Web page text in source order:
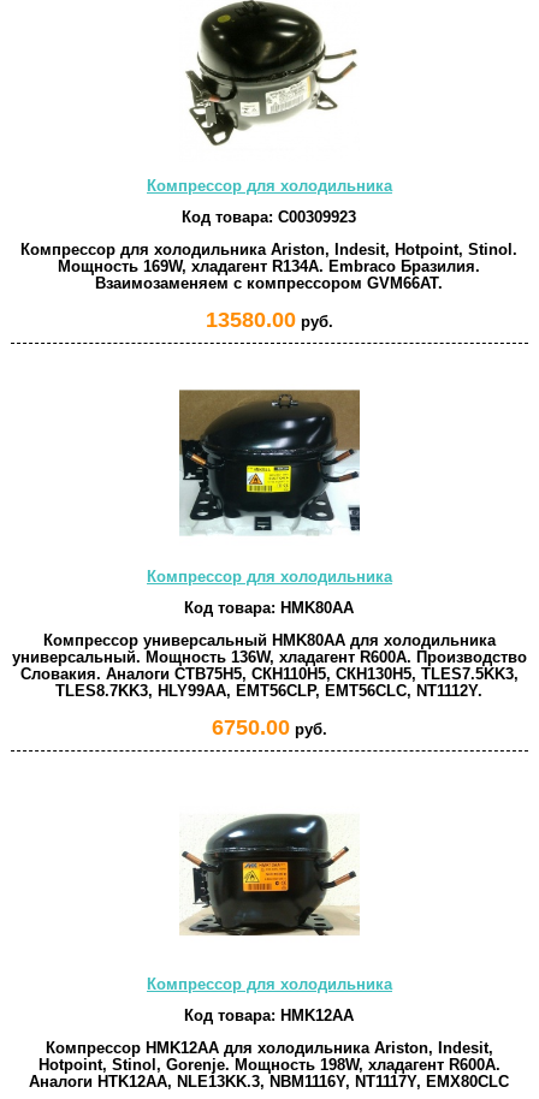
Компрессор для холодильника
Код товара: C00309923
Компрессор для холодильника Ariston, Indesit, Hotpoint, Stinol.
Мощность 169W, хладагент R134A. Embraco Бразилия.
Взаимозаменяем с компрессором GVM66AT.
13580.00руб.
Компрессор для холодильника
Код товара: HMK80AA
Компрессор универсальный HMK80AA для холодильника
универсальный. Мощность 136W, хладагент R600A. Производство
Словакия. Аналоги СТВ75Н5, СКН110Н5, СКН130Н5, TLES7.5KK3,
TLES8.7KK3, HLY99AA, EMT56CLP, EMT56CLC, NT1112Y.
6750.00руб.
Компрессор для холодильника
Код товара: HMK12AA
Компрессор HMK12AA для холодильника Ariston, Indesit,
Hotpoint, Stinol, Gorenje. Мощность 198W, хладагент R600A.
Аналоги HTK12AA, NLE13KK.3, NBM1116Y, NT1117Y, EMX80CLC